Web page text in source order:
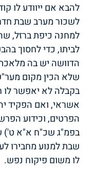
להבא אם ייוודע לו
לשכור מערב שבת
למחנה כיפת ברזל,
לביתו, כדי לחסוך
הדוושה יש בה
שלא הכין מקום
בקבלה לא יאפשר לו
אשראי, ואם הפקיד
הפרטים, וכידוע
בפמ"ג שכ"ח א"א ט')
שבת למנוע מחבירו
לו משום פיקוח נפש.